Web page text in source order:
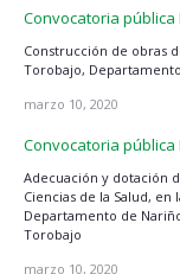
Convocatoria pública
Construcción de obras
Torobajo,
marzo 10, 2020
Convocatoria pública
Adecuación y dotación
Ciencias de la Salud,
Departamento de
Torobajo
marzo 10, 2020